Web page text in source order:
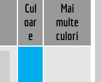
Cul
oar
e
Mai
multe
culori